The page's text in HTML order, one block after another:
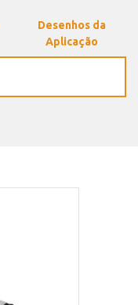
Desenhos da
Aplicação